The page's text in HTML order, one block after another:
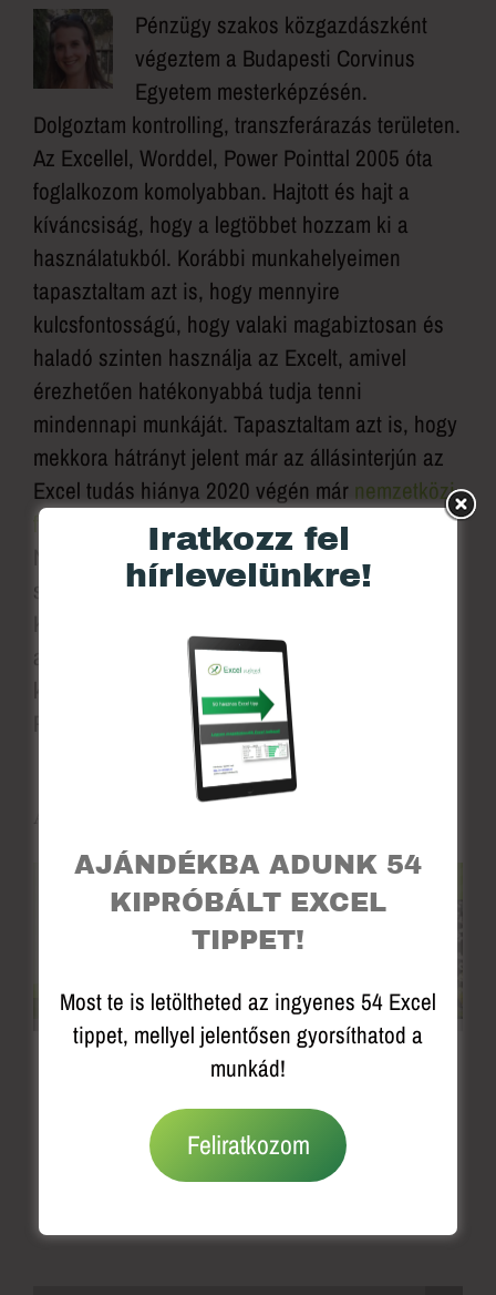
Pénzügy szakos közgazdászként
végeztem a Budapesti Corvinus
Egyetem mesterképzésén.
Dolgoztam kontrolling, transzferárazás területen.
Az Excellel, Worddel, Power Pointtal 2005 óta
foglalkozom komolyabban. Hajtott és hajt a
kíváncsiság, hogy a legtöbbet hozzam ki a
használatukból. Korábbi munkahelyeimen
tapasztaltam azt is, hogy mennyire
kulcsfontosságú, hogy valaki magabiztosan és
haladó szinten használja az Excelt, amivel
érezhetően hatékonyabbá tudja tenni
mindennapi munkáját. Tapasztaltam azt is, hogy
mekkora hátrányt jelent már az állásinterjún az
Excel tudás hiánya 2020 végén már nemzetközi
felületen is szerepelhettem, mint Excel szakértő.
Nagy megtiszteltetés volt a nemzetközi
szakértők között részt venni a felvételben.
Kívánom, hogy leld örömöd a tanulásban és válj
azzá, akitől bármikor bátran kérdezhetnek a
kollégák, ha Excelről, Wordről vagy
PowerPointról van szó!
Az Exceltől a
webfejlesztésig –
karrieredben
0 hozzászólás
Mi a különbség az
Office 365 és az
között?
október 11th, 2017
Iratkozz fel
hírlevelünkre!
AJÁNDÉKBA ADUNK 54
KIPRÓBÁLT EXCEL
TIPPET!
Most te is letöltheted az ingyenes 54 Excel
tippet, mellyel jelentősen gyorsíthatod a
munkád!
Feliratkozom